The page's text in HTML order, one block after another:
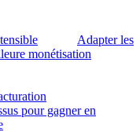
Adapter les
monétisation
pour gagner en